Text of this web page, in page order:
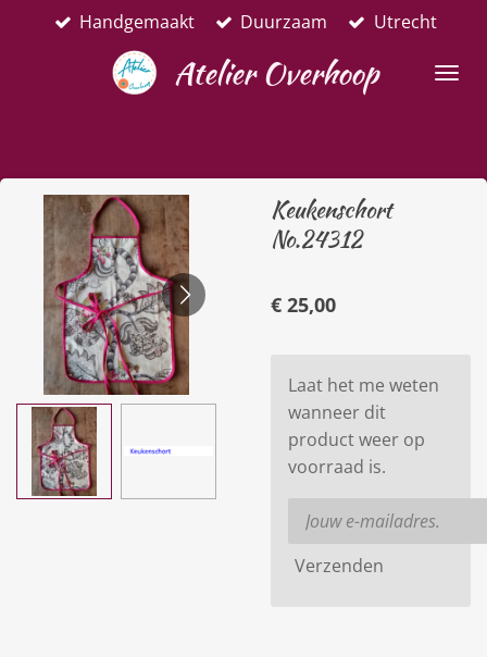
Atelier Overhoop
Handgemaakt Duurzaam Utrecht
Keukenschort
No.24312
€ 25,00
Laat het me weten
wanneer dit
product weer op
voorraad is.
Verzenden